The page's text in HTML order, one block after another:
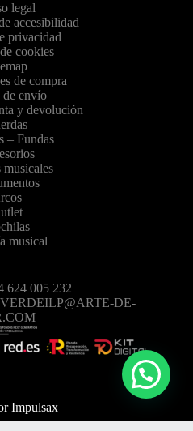
legal
accesibilidad
privacidad
cookies
de compra
de envío
y devolución
– Fundas
musicales
musical
624 005 232
DE-
Impulsax